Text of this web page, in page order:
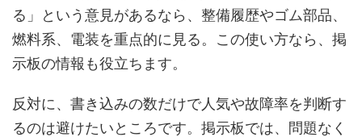
る」という意見があるなら、整備履歴やゴム部品、
燃料系、電装を重点的に見る。この使い方なら、掲
示板の情報も役立ちます。
反対に、書き込みの数だけで人気や故障率を判断す
るのは避けたいところです。掲示板では、問題なく